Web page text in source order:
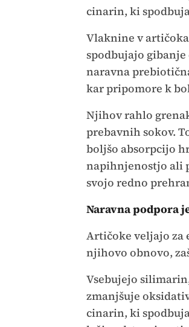
cinarin, ki
Vlaknine v
spodbujajo
naravna
kar pripomore k
Njihov rahlo
prebavnih sokov.
boljšo absorpcijo
napihnjenostjo ali
svojo redno
Naravna podpora
Artičoke veljajo za
njihovo obnovo,
Vsebujejo
zmanjšuje
cinarin, ki